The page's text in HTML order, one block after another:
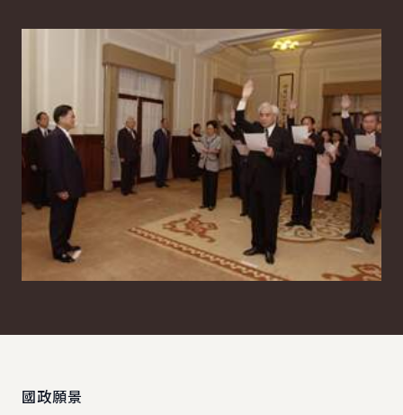
國政願景